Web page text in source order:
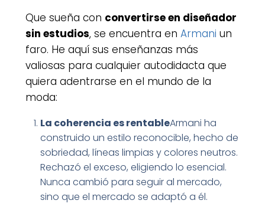
Que sueña con convertirse en diseñador
sin estudios, se encuentra en Armani un
faro. He aquí sus enseñanzas más
valiosas para cualquier autodidacta que
quiera adentrarse en el mundo de la
moda:
La coherencia es rentableArmani ha
construido un estilo reconocible, hecho de
sobriedad, líneas limpias y colores neutros.
Rechazó el exceso, eligiendo lo esencial.
Nunca cambió para seguir al mercado,
sino que el mercado se adaptó a él.